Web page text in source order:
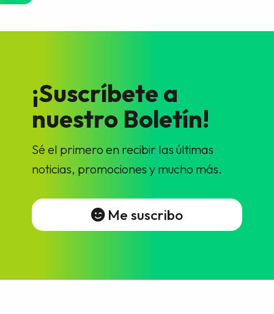
¡Suscríbete a
nuestro Boletín!
Sé el primero en recibir las últimas
noticias, promociones y mucho más.
Me suscribo